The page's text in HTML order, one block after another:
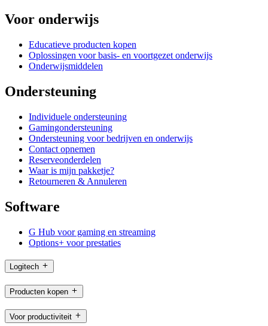
Voor onderwijs
Educatieve producten kopen
Oplossingen voor basis- en voortgezet onderwijs
Onderwijsmiddelen
Ondersteuning
Individuele ondersteuning
Gamingondersteuning
Ondersteuning voor bedrijven en onderwijs
Contact opnemen
Reserveonderdelen
Waar is mijn pakketje?
Retourneren & Annuleren
Software
G Hub voor gaming en streaming
Options+ voor prestaties
Logitech
Producten kopen
Voor productiviteit